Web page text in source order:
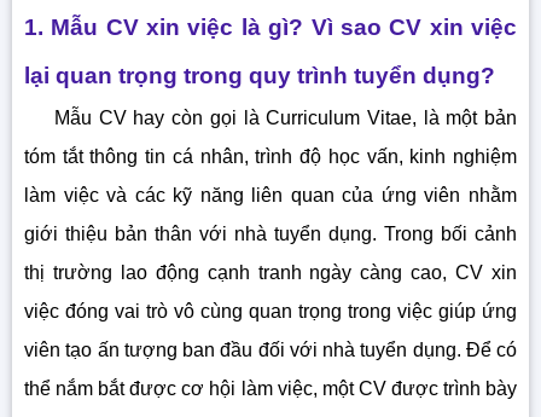
3.2. Phân loại CV xin việc dựa trên đặc thù thiết kế
4. Cách sử dụng màu sắc để thiết kế các mẫu CV đẹp,
chuyên nghiệp
5. Làm cách nào để tạo CV xin việc miễn phí một cách
nhanh chóng, dễ dàng nhất?
6. Tính năng tạo lập CV xin việc của website Topcvvn.com
1. Mẫu CV xin việc là gì? Vì sao CV xin việc
lại quan trọng trong quy trình tuyển dụng?
Mẫu CV hay còn gọi là Curriculum Vitae, là một bản
tóm tắt thông tin cá nhân, trình độ học vấn, kinh nghiệm
làm việc và các kỹ năng liên quan của ứng viên nhằm
giới thiệu bản thân với nhà tuyển dụng. Trong bối cảnh
thị trường lao động cạnh tranh ngày càng cao, CV xin
việc đóng vai trò vô cùng quan trọng trong việc giúp ứng
viên tạo ấn tượng ban đầu đối với nhà tuyển dụng. Để có
thể nắm bắt được cơ hội làm việc, một CV được trình bày